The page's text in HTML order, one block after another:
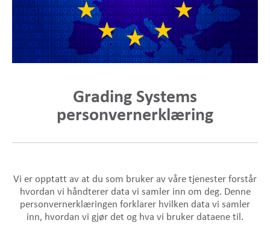
Grading Systems
personvernerklæring
Vi er opptatt av at du som bruker av våre tjenester forstår
hvordan vi håndterer data vi samler inn om deg. Denne
personvernerklæringen forklarer hvilken data vi samler
inn, hvordan vi gjør det og hva vi bruker dataene til.